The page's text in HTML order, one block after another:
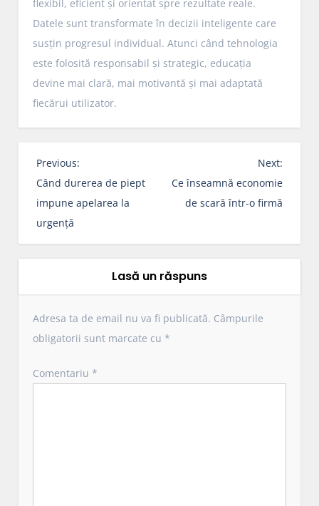
flexibil, eficient și orientat spre rezultate reale.
Datele sunt transformate în decizii inteligente care
susțin progresul individual. Atunci când tehnologia
este folosită responsabil și strategic, educația
devine mai clară, mai motivantă și mai adaptată
fiecărui utilizator.
N
a
v
i
g
î
n
r
Previous:
Când durerea de piept
impune apelarea la
urgență
Next:
Ce înseamnă economie
de scară într-o firmă
Lasă un răspuns
Adresa ta de email nu va fi publicată. Câmpurile
obligatorii sunt marcate cu*
Comentariu*